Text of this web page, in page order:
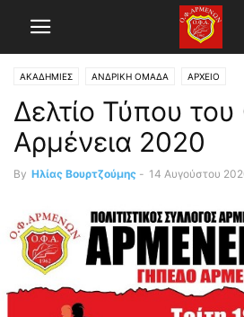
ΑΚΑΔΗΜΙΕΣ ΑΝΔΡΙΚΗ ΟΜΑΔΑ ΑΡΧΕΙΟ
Δελτίο Τύπου
Αρμένεια 2020
By Ηλίας Βουρτζούμης - 14 Αυγούστου